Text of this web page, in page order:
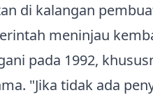
di kalangan
meninjau
pada 1992,
"Jika tidak ada